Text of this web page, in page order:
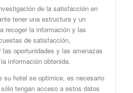
de la satisfacción en
tener una estructura y un
recoger la información y las
de satisfacción,
las oportunidades y las amenazas
información obtenida.
su hotel se optimice, es necesario
tengan acceso a estos datos